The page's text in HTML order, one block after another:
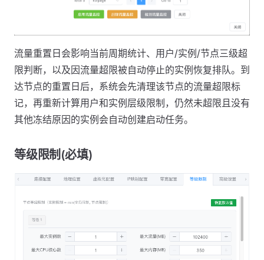
流量重置日会影响当前周期统计、用户/实例/节点三级超
限判断，以及因流量超限被自动停止的实例恢复排队。到
达节点的重置日后，系统会先清理该节点的流量超限标
记，再重新计算用户和实例层级限制，仍然未超限且没有
其他冻结原因的实例会自动创建启动任务。
等级限制(必填)